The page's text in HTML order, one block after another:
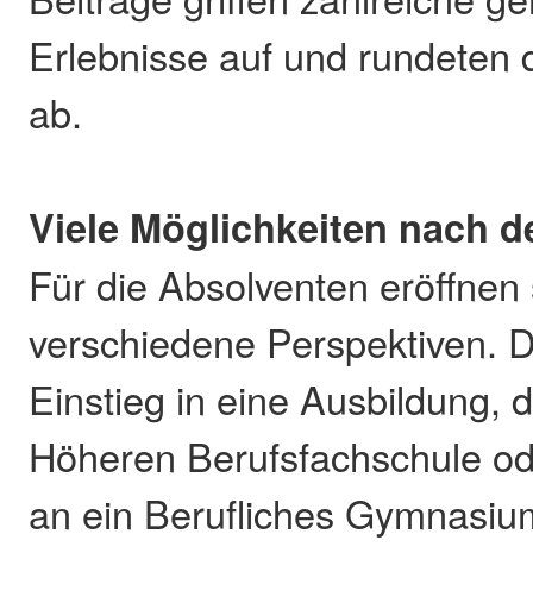
Erlebnisse auf und rundeten
ab.
Viele Möglichkeiten nach
Für die Absolventen
verschiedene Perspektiven.
Einstieg in eine Ausbildung,
Höheren Berufsfachschule
an ein Berufliches